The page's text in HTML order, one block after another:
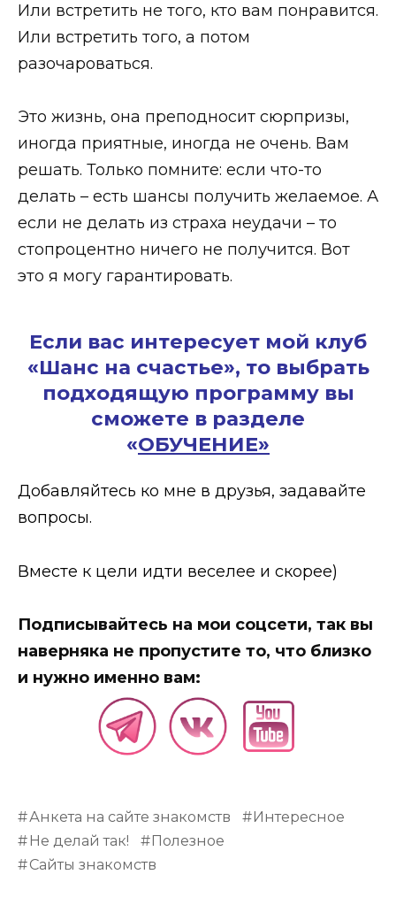
Или встретить не того, кто вам понравится.
Или встретить того, а потом
разочароваться.
Это жизнь, она преподносит сюрпризы,
иногда приятные, иногда не очень. Вам
решать. Только помните: если что-то
делать – есть шансы получить желаемое. А
если не делать из страха неудачи – то
стопроцентно ничего не получится. Вот
это я могу гарантировать.
Если вас интересует мой клуб
«Шанс на счастье», то выбрать
подходящую программу вы
сможете в разделе
«ОБУЧЕНИЕ»
Добавляйтесь ко мне в друзья, задавайте
вопросы.
Вместе к цели идти веселее и скорее)
Подписывайтесь на мои соцсети, так вы
наверняка не пропустите то, что близко
и нужно именно вам:
Анкета на сайте знакомств
Интересное
Не делай так!
Полезное
Сайты знакомств